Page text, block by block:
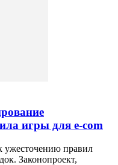
игры для e‑com
ужесточению правил
Законопроект,